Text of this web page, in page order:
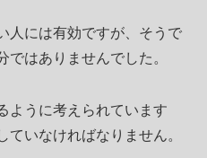
人には有効ですが、そうで
ではありませんでした。
ように考えられています
いなければなりません。